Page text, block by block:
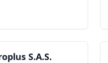
S.A.S.